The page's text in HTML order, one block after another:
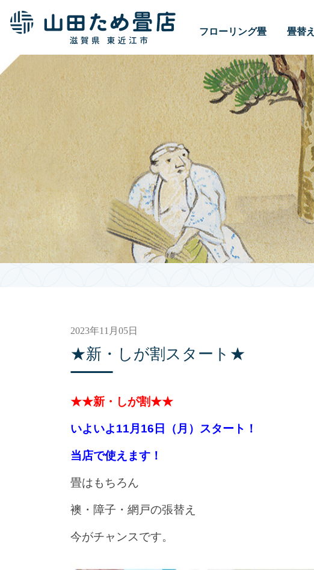
フローリング畳 畳替え
2023年11月05日
★新・しが割スタート★
★★新・しが割★★
いよいよ11月16日（月）スタート！
当店で使えます！
畳はもちろん
襖・障子・網戸の張替え
今がチャンスです。